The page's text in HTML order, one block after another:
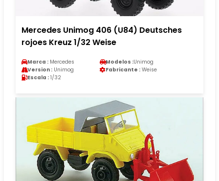
Mercedes Unimog 406 (U84) Deutsches
rojoes Kreuz 1/32 Weise
Marca : Mercedes Modelos :Unimog
Version : Unimog Fabricante : Weise
Escala : 1/32